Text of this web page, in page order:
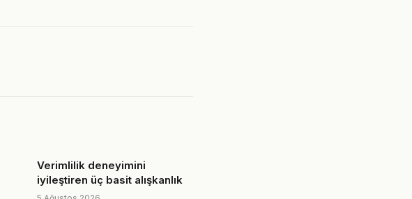
Verimlilik deneyimini
iyileştiren üç basit alışkanlık